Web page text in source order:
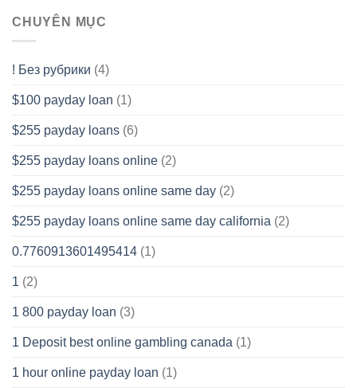
CHUYÊN MỤC
! Без рубрики (4)
$100 payday loan (1)
$255 payday loans (6)
$255 payday loans online (2)
$255 payday loans online same day (2)
$255 payday loans online same day california (2)
0.7760913601495414 (1)
1 (2)
1 800 payday loan (3)
1 Deposit best online gambling canada (1)
1 hour online payday loan (1)